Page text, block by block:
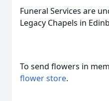
Funeral Services are
Legacy Chapels in
To send flowers in
flower store.